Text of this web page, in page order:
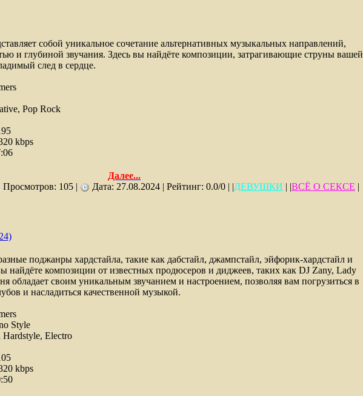
собой уникальное сочетание альтернативных музыкальных направлений,
и глубиной звучания. Здесь вы найдёте композиции, затрагивающие струны вашей
след в сердце.
Pop Rock
kbps
Далее...
Просмотров: 105 | Дата: 27.08.2024 | Рейтинг: 0.0/0 | |ДЕВУШКИ | |ВСЁ О СЕКСЕ |
поджанры хардстайла, такие как дабстайл, джампстайл, эйфорик-хардстайл и
найдёте композиции от известных продюсеров и диджеев, таких как DJ Zany, Lady
обладает своим уникальным звучанием и настроением, позволяя вам погрузиться в
и насладиться качественной музыкой.
Style
Hardstyle, Electro
kbps